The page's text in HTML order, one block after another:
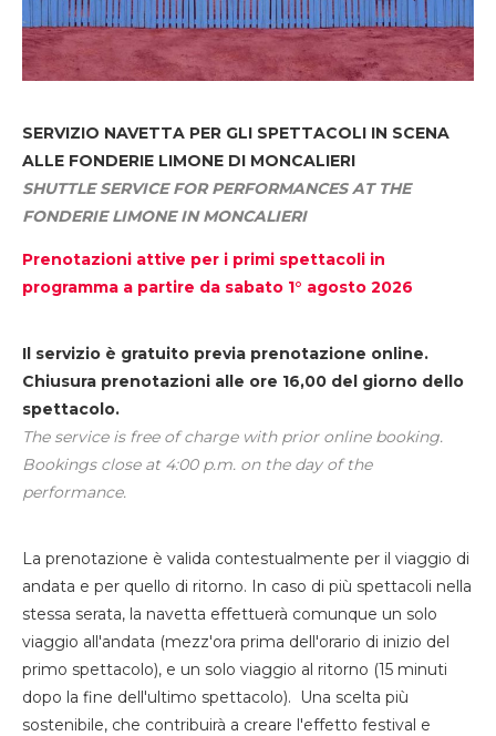
SERVIZIO NAVETTA PER GLI SPETTACOLI IN SCENA
ALLE FONDERIE LIMONE DI MONCALIERI
SHUTTLE SERVICE FOR PERFORMANCES AT THE
FONDERIE LIMONE IN MONCALIERI
Prenotazioni attive per i primi spettacoli in
programma a partire da sabato 1° agosto 2026
Il servizio è gratuito previa prenotazione online.
Chiusura prenotazioni alle ore 16,00 del giorno dello
spettacolo.
The service is free of charge with prior online booking.
Bookings close at 4:00 p.m. on the day of the
performance.
La prenotazione è valida contestualmente per il viaggio di
andata e per quello di ritorno. In caso di più spettacoli nella
stessa serata, la navetta effettuerà comunque un solo
viaggio all'andata (mezz'ora prima dell'orario di inizio del
primo spettacolo), e un solo viaggio al ritorno (15 minuti
dopo la fine dell'ultimo spettacolo). Una scelta più
sostenibile, che contribuirà a creare l'effetto festival e